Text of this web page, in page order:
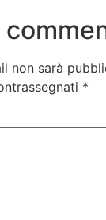
non sarà
*